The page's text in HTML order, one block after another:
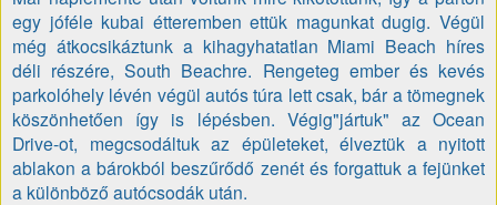
egy jóféle kubai étteremben ettük magunkat dugig. Végül
még átkocsikáztunk a kihagyhatatlan Miami Beach híres
déli részére, South Beachre. Rengeteg ember és kevés
parkolóhely lévén végül autós túra lett csak, bár a tömegnek
köszönhetően így is lépésben. Végig"jártuk" az Ocean
Drive-ot, megcsodáltuk az épületeket, élveztük a nyitott
ablakon a bárokból beszűrődő zenét és forgattuk a fejünket
a különböző autócsodák után.